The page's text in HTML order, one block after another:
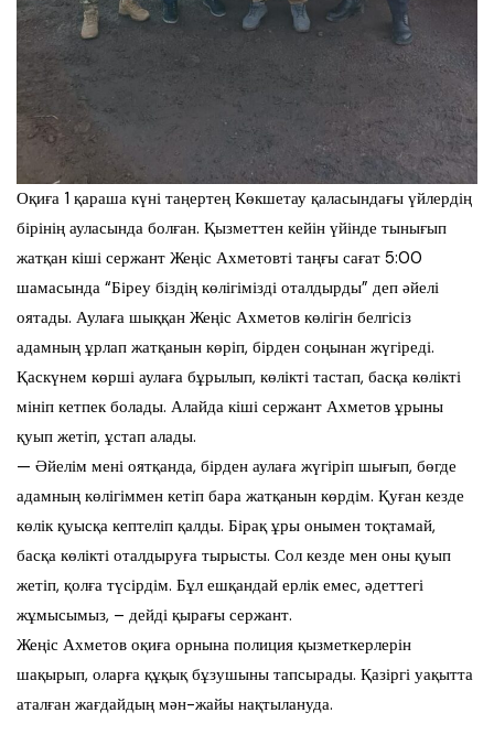
Оқиға 1 қараша күні таңертең Көкшетау қаласындағы үйлердің
бірінің ауласында болған. Қызметтен кейін үйінде тынығып
жатқан кіші сержант Жеңіс Ахметовті таңғы сағат 5:00
шамасында “Біреу біздің көлігімізді оталдырды” деп әйелі
оятады. Аулаға шыққан Жеңіс Ахметов көлігін белгісіз
адамның ұрлап жатқанын көріп, бірден соңынан жүгіреді.
Қаскүнем көрші аулаға бұрылып, көлікті тастап, басқа көлікті
мініп кетпек болады. Алайда кіші сержант Ахметов ұрыны
қуып жетіп, ұстап алады.
— Әйелім мені оятқанда, бірден аулаға жүгіріп шығып, бөгде
адамның көлігіммен кетіп бара жатқанын көрдім. Қуған кезде
көлік қуысқа кептеліп қалды. Бірақ ұры онымен тоқтамай,
басқа көлікті оталдыруға тырысты. Сол кезде мен оны қуып
жетіп, қолға түсірдім. Бұл ешқандай ерлік емес, әдеттегі
жұмысымыз, – дейді қырағы сержант.
Жеңіс Ахметов оқиға орнына полиция қызметкерлерін
шақырып, оларға құқық бұзушыны тапсырады. Қазіргі уақытта
аталған жағдайдың мән-жайы нақтылануда.